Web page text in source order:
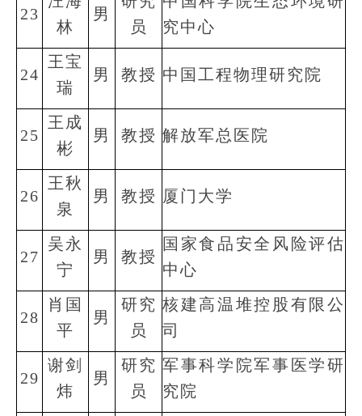
23
林
男
员
究中心
24
王宝
瑞
男 教授 中国工程物理研究院
25
王成
彬
男 教授 解放军总医院
26
王秋
泉
男 教授 厦门大学
27
吴永
宁
男 教授
国家食品安全风险评估
中心
28
肖国
平
男
研究
员
核建高温堆控股有限公
司
29
谢剑
炜
男
研究
员
军事科学院军事医学研
究院